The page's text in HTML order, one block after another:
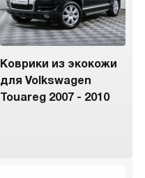
Коврики из экокожи
для Volkswagen
Touareg 2007 - 2010